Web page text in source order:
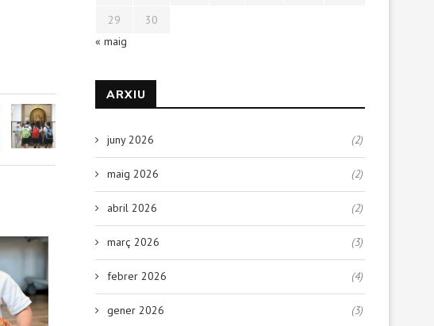
29
30
« maig
ARXIU
juny 2026 (2)
maig 2026 (2)
abril 2026 (2)
març 2026 (3)
febrer 2026 (4)
gener 2026 (3)